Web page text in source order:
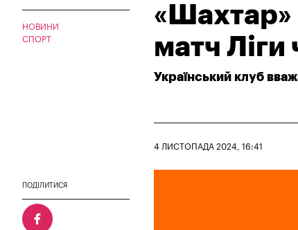
НОВИНИ
СПОРТ
«Шахтар»
матч Ліги
Український клуб
4 ЛИСТОПАДА 2024, 16:41
ПОДІЛИТИСЯ